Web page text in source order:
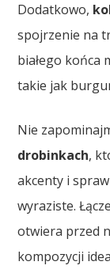
Dodatkowo,
spojrzenie na
białego końca
takie jak
Nie
drobinkach,
akcenty i
wyraziste.
otwiera przed
kompozycji